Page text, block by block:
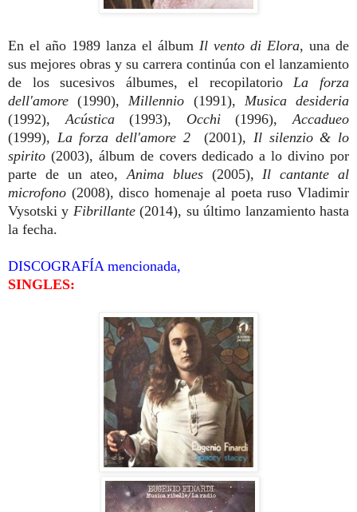
En el año 1989 lanza el álbum Il vento di Elora, una de
sus mejores obras y su carrera continúa con el lanzamiento
de los sucesivos álbumes, el recopilatorio La forza
dell'amore(1990), Millennio (1991), Musica desideria
(1992), Acústica(1993), Occhi(1996),Accadueo
(1999), La forza dell'amore 2(2001), Il silenzio & lo
spirito (2003), álbum de covers dedicado a lo divino por
parte de un ateo,Anima blues (2005), Il cantante al
microfono (2008), disco homenaje al poeta ruso Vladimir
Vysotski y Fibrillante(2014), su último lanzamiento hasta
la fecha.
DISCOGRAFÍA mencionada,
SINGLES: